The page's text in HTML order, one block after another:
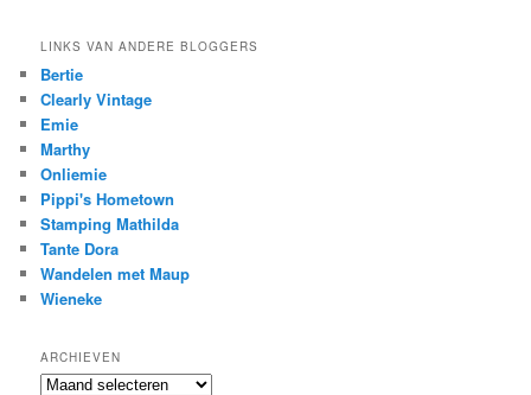
LINKS VAN ANDERE BLOGGERS
Bertie
Clearly Vintage
Emie
Marthy
Onliemie
Pippi's Hometown
Stamping Mathilda
Tante Dora
Wandelen met Maup
Wieneke
ARCHIEVEN
Archieven